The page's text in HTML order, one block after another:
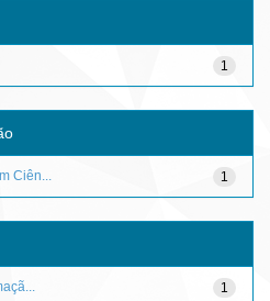
1
1
Ciên...
1